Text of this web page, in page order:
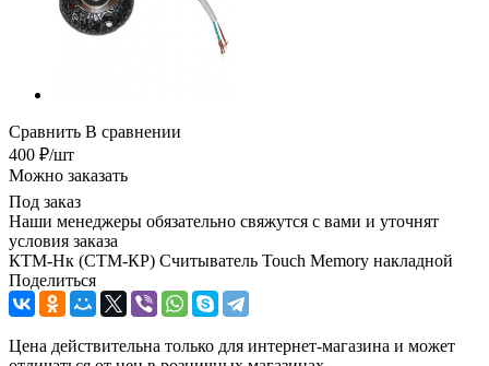
Сравнить В сравнении
400 ₽/шт
Можно заказать
Под заказ
Наши менеджеры обязательно свяжутся с вами и уточнят
условия заказа
КТМ-Нк (СТМ-КР) Считыватель Touch Memory накладной
Поделиться
Цена действительна только для интернет-магазина и может